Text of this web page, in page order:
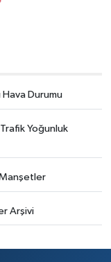
Hava Durumu
Yoğunluk
Arşivi